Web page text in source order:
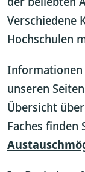
Verschiedene
Hochschulen
Informationen
unseren
Übersicht
Faches finden